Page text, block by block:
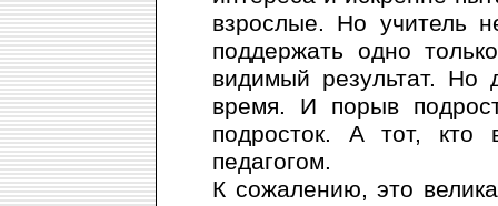
взрослые. Но учитель
поддержать одно
видимый результат. Но
время. И порыв
подросток. А тот, кто
педагогом.
К сожалению, это